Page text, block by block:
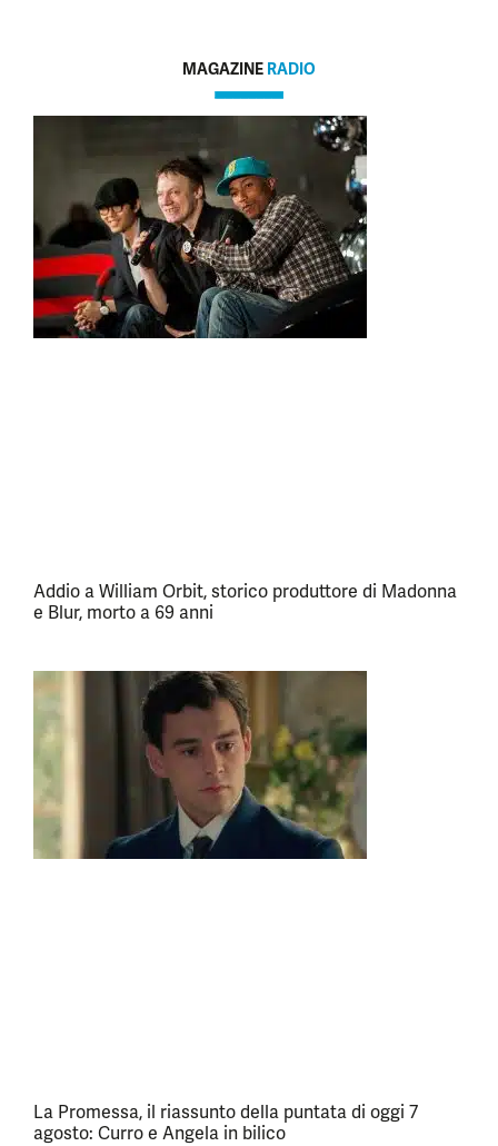
MAGAZINE RADIO
Addio a William Orbit, storico produttore di Madonna
e Blur, morto a 69 anni
La Promessa, il riassunto della puntata di oggi 7
agosto: Curro e Angela in bilico